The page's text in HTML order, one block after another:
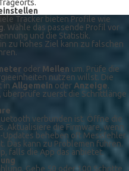
Tracker bieten Profile wie
. Wähle das passende Profil vor
und die Statistik.
zu hohes Ziel kann zu falschen
oder Meilen um. Prüfe die
nutzen willst. Die
in Allgemein oder Anzeige.
überprüfe zuerst die Schrittlänge
verbunden ist. Öffne die
Aktualisiere die Firmware, wenn
Updates beheben oft Messfehler.
Das kann zu Problemen führen.
falls die App das anbietet.
Gehe 50 oder 100 Schritte